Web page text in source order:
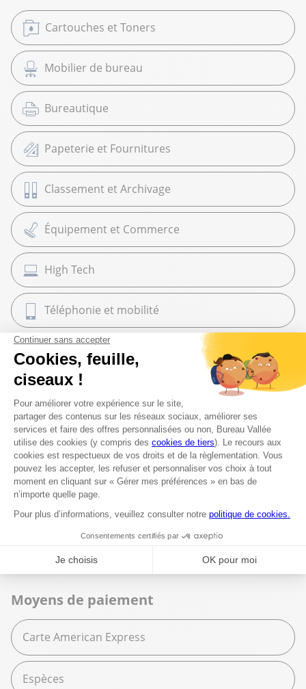
Cartouches et Toners
Mobilier de bureau
Bureautique
Papeterie et Fournitures
Classement et Archivage
Équipement et Commerce
High Tech
Téléphonie et mobilité
Maroquinerie
Librairie
Beaux Arts
Espace services
Fournitures scolaires
Moyens de paiement
Carte American Express
Espèces